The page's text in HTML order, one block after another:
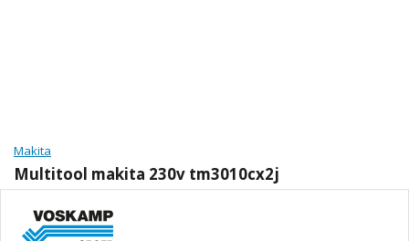
Makita
Multitool makita 230v tm3010cx2j